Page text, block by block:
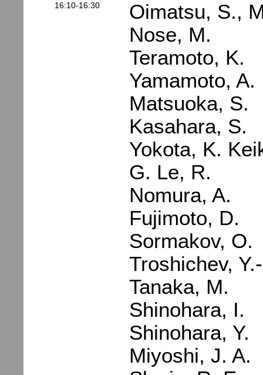
16:10-16:30
Oimatsu, S.,
Nose, M.
Teramoto, K.
Yamamoto, A.
Matsuoka, S.
Kasahara, S.
Yokota, K.
G. Le, R.
Nomura, A.
Fujimoto, D.
Sormakov, O.
Troshichev,
Tanaka, M.
Shinohara, I.
Shinohara, Y.
Miyoshi, J. A.